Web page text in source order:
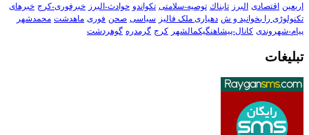
اربعین اقتصادی البرز تابناك توصیه-سلامتی تکواندو حوادث-البرز خبرفوری-کرج خبرهای
تکنولوڑی را بخوانید و ش دهیاری ملک فالیز سیاسی صحن فوری ماهدشت محمدشهر
پیام-شهروندی کانال-پیشاهنگیکمالشهر کرج گرمدره گوهردشت
تبلیغات